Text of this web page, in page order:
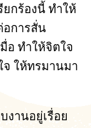
กร้องนี้ ทำให้
อการสั่น
อ ทำให้จิตใจ
ให้ทรมานมา
งานอยู่เรื่อย